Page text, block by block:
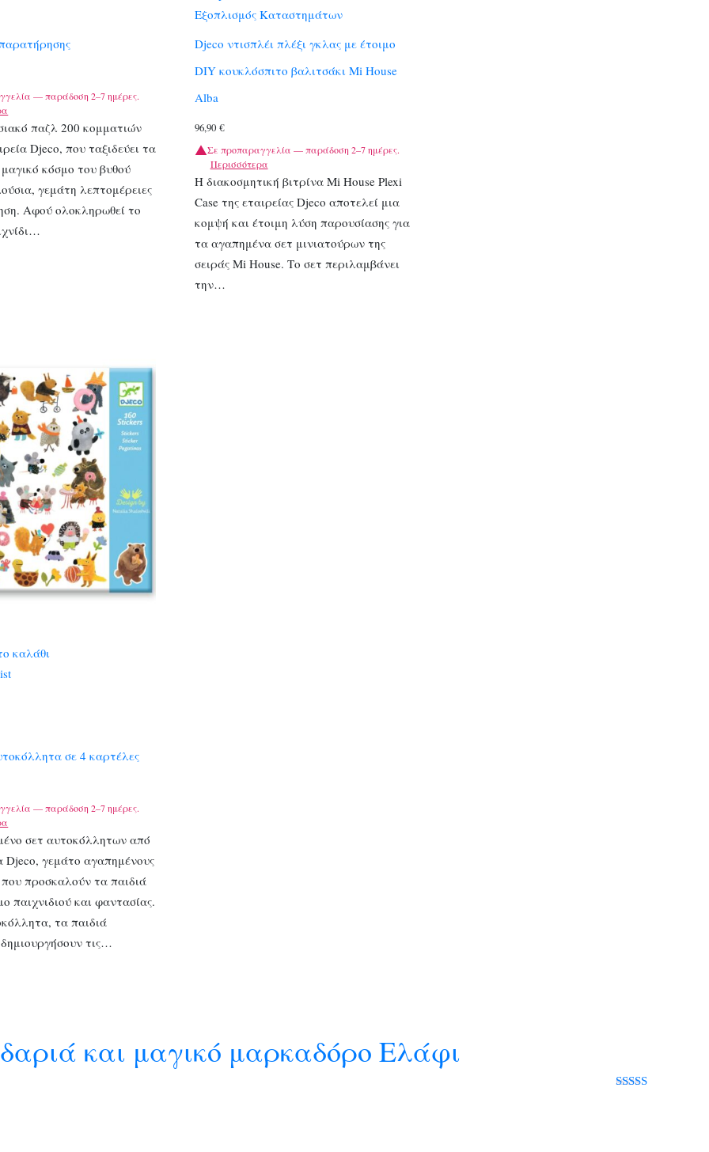
— παράδοση 2–7 ημέρες.
παζλ 200 κομματιών
Djeco, που ταξιδεύει τα
κόσμο του βυθού
γεμάτη λεπτομέρειες
Αφού ολοκληρωθεί το
Εξοπλισμός Καταστημάτων
Djeco ντισπλέι πλέξι γκλας με έτοιμο
DIY κουκλόσπιτο βαλιτσάκι Mi House
Alba
96,90 €
Σε προπαραγγελία — παράδοση 2–7 ημέρες.
Περισσότερα
Η διακοσμητική βιτρίνα Mi House Plexi
Case της εταιρείας Djeco αποτελεί μια
κομψή και έτοιμη λύση παρουσίασης για
τα αγαπημένα σετ μινιατούρων της
σειράς Mi House. Το σετ περιλαμβάνει
την…
καλάθι
σε 4 καρτέλες
— παράδοση 2–7 ημέρες.
σετ αυτοκόλλητων από
Djeco, γεμάτο αγαπημένους
προσκαλούν τα παιδιά
παιχνιδιού και φαντασίας.
τα παιδιά
τις…
και μαγικό μαρκαδόρο Ελάφι